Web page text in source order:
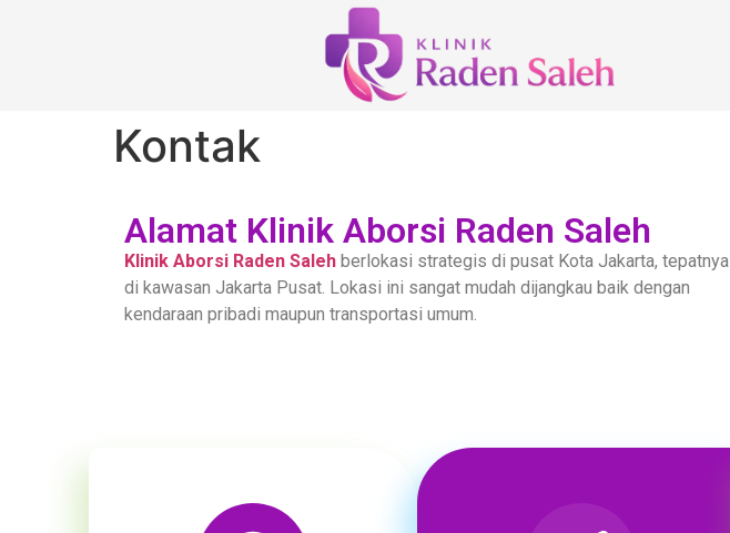
Kontak
Alamat Klinik Aborsi Raden Saleh
Klinik Aborsi Raden Saleh berlokasi strategis di pusat Kota Jakarta, tepatnya
di kawasan Jakarta Pusat. Lokasi ini sangat mudah dijangkau baik dengan
kendaraan pribadi maupun transportasi umum.